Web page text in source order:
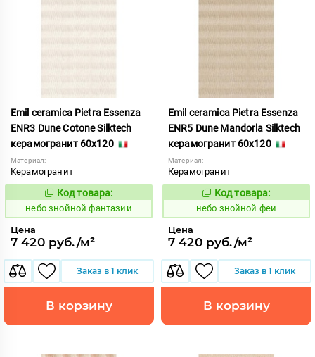
Emil ceramica Pietra Essenza
ENR3 Dune Cotone Silktech
керамогранит 60x120
Материал:
Керамогранит
1113487
Код товара:
небо знойной фантазии
Цена
7 420 руб./м²
Заказ в 1 клик
В корзину
Emil ceramica Pietra Essenza
ENR5 Dune Mandorla Silktech
керамогранит 60x120
Материал:
Керамогранит
1113488
Код товара:
небо знойной феи
Цена
7 420 руб./м²
Заказ в 1 клик
В корзину